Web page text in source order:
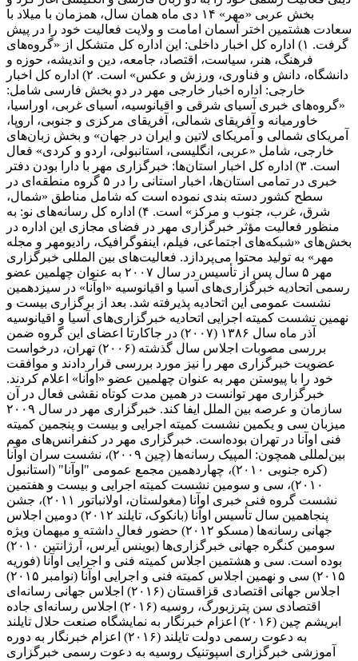
بخش عربی «مهر» ۱۴ دی ماه همان سال، همزمان با میلاد با
سعادت هشتمین اختر آسمان امامت و ولایت فعالیت خود را در پیش
گرفت. ۱) اداره کل اخبار داخلی: این اداره کل متشکل از «گروه‌های
فرهنگ، هنر، سیاست، اقتصاد، جامعه، دین و اندیشه، حوزه و
دانشگاه، دانش و فناوری، ورزش و عکس» است. ۲) اداره کل اخبار
خارجی: اداره اخبار خارجی مهر در دو بخش فارسی شامل:
«گروه‌های خبری آسیای شرقی و اقیانوسیه، آسیای غربی، اوراسیا،
خاورمیانه و آفریقای شمالی، آفریقای مرکزی و جنوبی، اروپا،
آمریکای شمالی و آمریکای لاتین و ایران در جهان» و بخش زبان‌های
خارجی، شامل «عربی، انگلیسی، استانبولی، اردو و کردی» فعال
است. ۳) اداره کل اخبار استان‌ها: خبرگزاری مهر با دارا بودن دفتر
خبری در تمامی استان‌ها، اخبار استانی را در ۵ گروه منطقه‌ای در
سطح کشور دسته بندی نموده است که شامل مناطق «شمال،
شرق، غرب، جنوب و مرکز» است. ۴) اداره کل رسانه‌های نو: به
منظور فعالیت مؤثر خبرگزاری مهر در فضای مجازی این اداره در
بخش‌های «شبکه‌های اجتماعی، فیلم، اینفوگرافیک، رادیومهر و مجله
مهر» به تولید محتوا می‌پردازد. فعالیت‌های بین المللی خبرگزاری
مهر ۵ سال پس از تأسیس در سال ۲۰۰۷ به عنوان چهلمین عضو
رسمی اتحادیه خبرگزاری‌های آسیا و اقیانوسیه «اوآنا» در سیزدهمین
نشست عمومی این اتحادیه پذیرفته شد. بعد از برگزاری بیست و
نهمین نشست کمیته اجرایی اتحادیه خبرگزاری‌های آسیا و اقیانوسیه
آذر ماه سال ۱۳۸۶ (۲۰۰۷) در جاکارتا اعضای این گروه ضمن
بررسی مصوبات اجلاس سال گذشته (۲۰۰۶) تهران، درخواست
عضویت خبرگزاری مهر را نیز مورد بررسی قرار دادند و موافقت
خود را با پیوستن مهر به عنوان چهلمین عضو «اوآنا» اعلام کردند.
خبرگزاری مهر توانست در همین مدت کوتاه نقشی فعال در آن
سازمان و عرصه بین الملل ایفا کند. خبرگزاری مهر در سال ۲۰۰۹
میزبان سی و یکمین نشست کمیته اجرایی و بیست و پنجمین کمیته
فنی اوآنا در تهران بوده‌است. خبرگزاری مهر در کنفرانس‌های مهم
بین‌لمللی همچون: المپیک رسانه‌ها (چین ۲۰۰۹)، نشست سران اوآنا
(کره جنوبی ۲۰۱۰)، چهاردهمین مجمع عمومی "اوآنا" (استانبول
۲۰۱۰)، سی و سومین نشست کمیته اجرایی و بیست و هفتمین
نشست گروه فنی خبری اوآنا (مغولستان، اولانباتور ۲۰۱۱)، جشن
پنجاهمین سال تأسیس اوآنا (بانکوک، تایلند ۲۰۱۲) دومین اجلاس
جهانی رسانه‌ها (مسکو ۲۰۱۲) حضور فعال داشته و میهمان ویژه
سومین کنگره جهانی خبرگزاری‌ها (بوینس آیرس، آرژانتین ۲۰۱۰)
بوده است. سی و هشتمین اجلاس کمیته فنی و اجرایی اوآنا (فوریه
۲۰۱۵) سی و نهمین اجلاس کمیته فنی و اجرایی اوآنا (نوامبر ۲۰۱۵)
اجلاس جهانی اقتصادی قزاقستان (۲۰۱۶) اجلاس جهانی رسانه‌ای
اقتصادی سن پترزبورگ، روسیه (۲۰۱۶) اجلاس رسانه‌ای جاده
ابریشم چین (۲۰۱۶) اعزام خبرنگار به نمایشگاه صنعت حلال تایلند
به دعوت رسمی دولت تایلند (۲۰۱۶) اعزام خبرنگار به دوره
آموزشی خبرگزاری اسپوتنیک روسیه به دعوت رسمی خبرگزاری